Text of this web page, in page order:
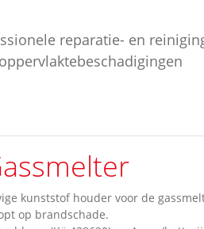
reparatie- en
kunststof houder voor de
op brandschade.